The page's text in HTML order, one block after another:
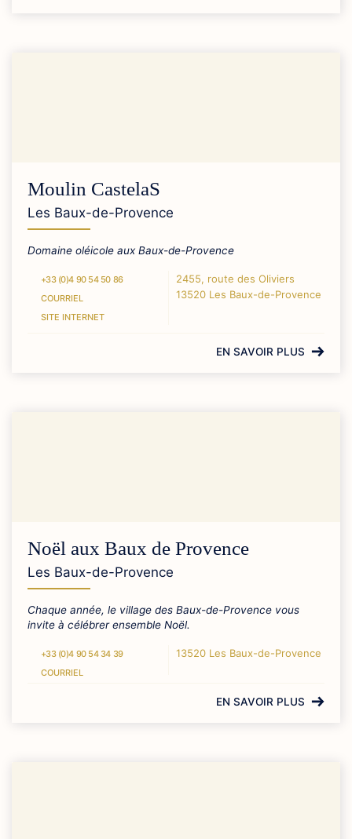
Moulin CastelaS
Les Baux-de-Provence
Domaine oléicole aux Baux-de-Provence
+33 (0)4 90 54 50 86
COURRIEL
SITE INTERNET
2455, route des Oliviers
13520 Les Baux-de-Provence
EN SAVOIR PLUS
Noël aux Baux de Provence
Les Baux-de-Provence
Chaque année, le village des Baux-de-Provence vous
invite à célébrer ensemble Noël.
+33 (0)4 90 54 34 39
COURRIEL
13520 Les Baux-de-Provence
EN SAVOIR PLUS